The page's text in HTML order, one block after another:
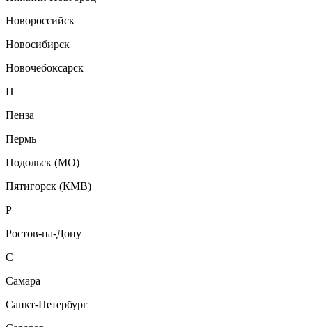
Новороссийск
Новосибирск
Новочебоксарск
П
Пенза
Пермь
Подольск (МО)
Пятигорск (КМВ)
Р
Ростов-на-Дону
С
Самара
Санкт-Петербург